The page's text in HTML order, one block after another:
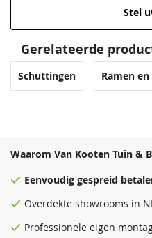
Stel
Gerelateerde
Schuttingen Ramen
Waarom Van Kooten Tuin &
Eenvoudig gespreid
Overdekte showrooms in
Professionele eigen